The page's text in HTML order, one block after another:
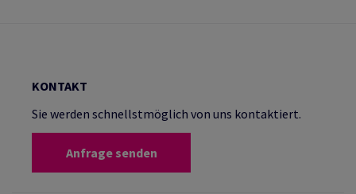
KONTAKT
Sie werden schnellstmöglich von uns kontaktiert.
Anfrage senden